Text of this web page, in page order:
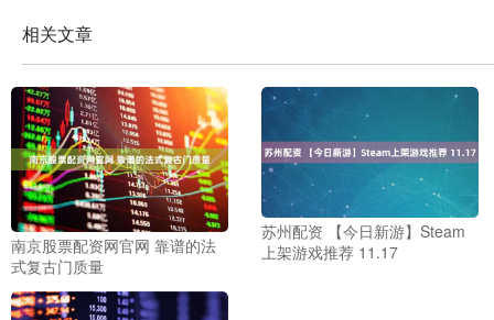
相关文章
南京股票配资网官网 靠谱的法
式复古门质量
苏州配资 【今日新游】Steam
上架游戏推荐 11.17